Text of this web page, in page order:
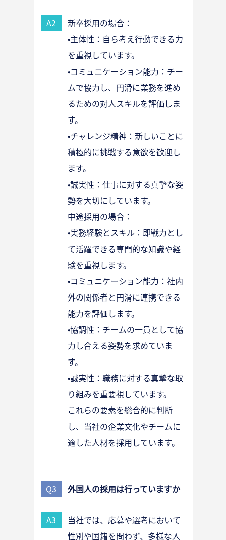
A2
新卒採用の場合：
•主体性：自ら考え行動できる力
を重視しています。
•コミュニケーション能力：チー
ムで協力し、円滑に業務を進め
るための対人スキルを評価しま
す。
•チャレンジ精神：新しいことに
積極的に挑戦する意欲を歓迎し
ます。
•誠実性：仕事に対する真摯な姿
勢を大切にしています。
中途採用の場合：
•実務経験とスキル：即戦力とし
て活躍できる専門的な知識や経
験を重視します。
•コミュニケーション能力：社内
外の関係者と円滑に連携できる
能力を評価します。
•協調性：チームの一員として協
力し合える姿勢を求めていま
す。
•誠実性：職務に対する真摯な取
り組みを重要視しています。
これらの要素を総合的に判断
し、当社の企業文化やチームに
適した人材を採用しています。
Q3 外国人の採用は行っていますか
A3
当社では、応募や選考において
性別や国籍を問わず、多様な人